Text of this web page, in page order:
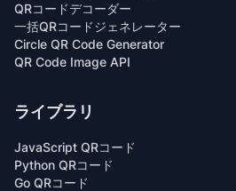
QRコードデコーダー
一括QRコードジェネレーター
Circle QR Code Generator
QR Code Image API
ライブラリ
JavaScript QRコード
Python QRコード
Go QRコード